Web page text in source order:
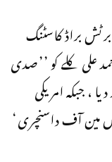
براڈ کاسٹنگ
علی کلے کو ’’صدی
جبکہ امریکی
مین آف داسنچری‘